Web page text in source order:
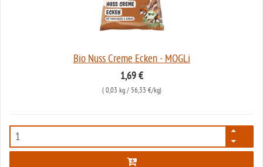
Bio Nuss Creme Ecken - MOGLi
1,69 €
( 0,03 kg/ 56,33 €/kg)
6304